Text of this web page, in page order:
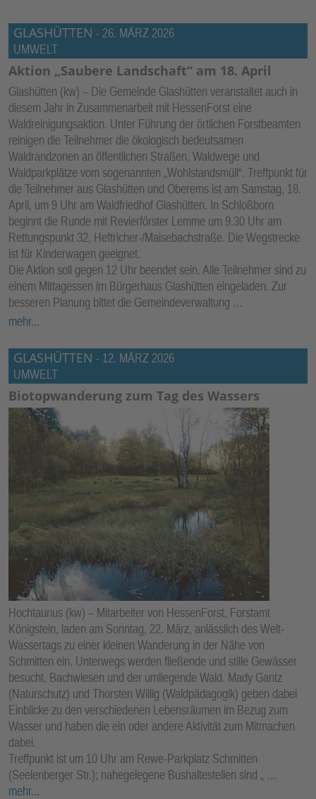
GLASHÜTTEN - 26. MÄRZ 2026
UMWELT
Aktion „Saubere Landschaft“ am 18. April
Glashütten (kw) – Die Gemeinde Glashütten veranstaltet auch in
diesem Jahr in Zusammenarbeit mit HessenForst eine
Waldreinigungsaktion. Unter Führung der örtlichen Forstbeamten
reinigen die Teilnehmer die ökologisch bedeutsamen
Waldrandzonen an öffentlichen Straßen, Waldwege und
Waldparkplätze vom sogenannten „Wohlstandsmüll“. Treffpunkt für
die Teilnehmer aus Glashütten und Oberems ist am Samstag, 18.
April, um 9 Uhr am Waldfriedhof Glashütten. In Schloßborn
beginnt die Runde mit Revierförster Lemme um 9.30 Uhr am
Rettungspunkt 32, Heftricher-/Maisebachstraße. Die Wegstrecke
ist für Kinderwagen geeignet.
Die Aktion soll gegen 12 Uhr beendet sein. Alle Teilnehmer sind zu
einem Mittagessen im Bürgerhaus Glashütten eingeladen. Zur
besseren Planung bittet die Gemeindeverwaltung …
mehr...
GLASHÜTTEN - 12. MÄRZ 2026
UMWELT
Biotopwanderung zum Tag des Wassers
Hochtaunus (kw) – Mitarbeiter von HessenForst, Forstamt
Königstein, laden am Sonntag, 22. März, anlässlich des Welt-
Wassertags zu einer kleinen Wanderung in der Nähe von
Schmitten ein. Unterwegs werden fließende und stille Gewässer
besucht, Bachwiesen und der umliegende Wald. Mady Gantz
(Naturschutz) und Thorsten Willig (Waldpädagogik) geben dabei
Einblicke zu den verschiedenen Lebensräumen im Bezug zum
Wasser und haben die ein oder andere Aktivität zum Mitmachen
dabei.
Treffpunkt ist um 10 Uhr am Rewe-Parkplatz Schmitten
(Seelenberger Str.); nahegelegene Bushaltestellen sind „ …
mehr...